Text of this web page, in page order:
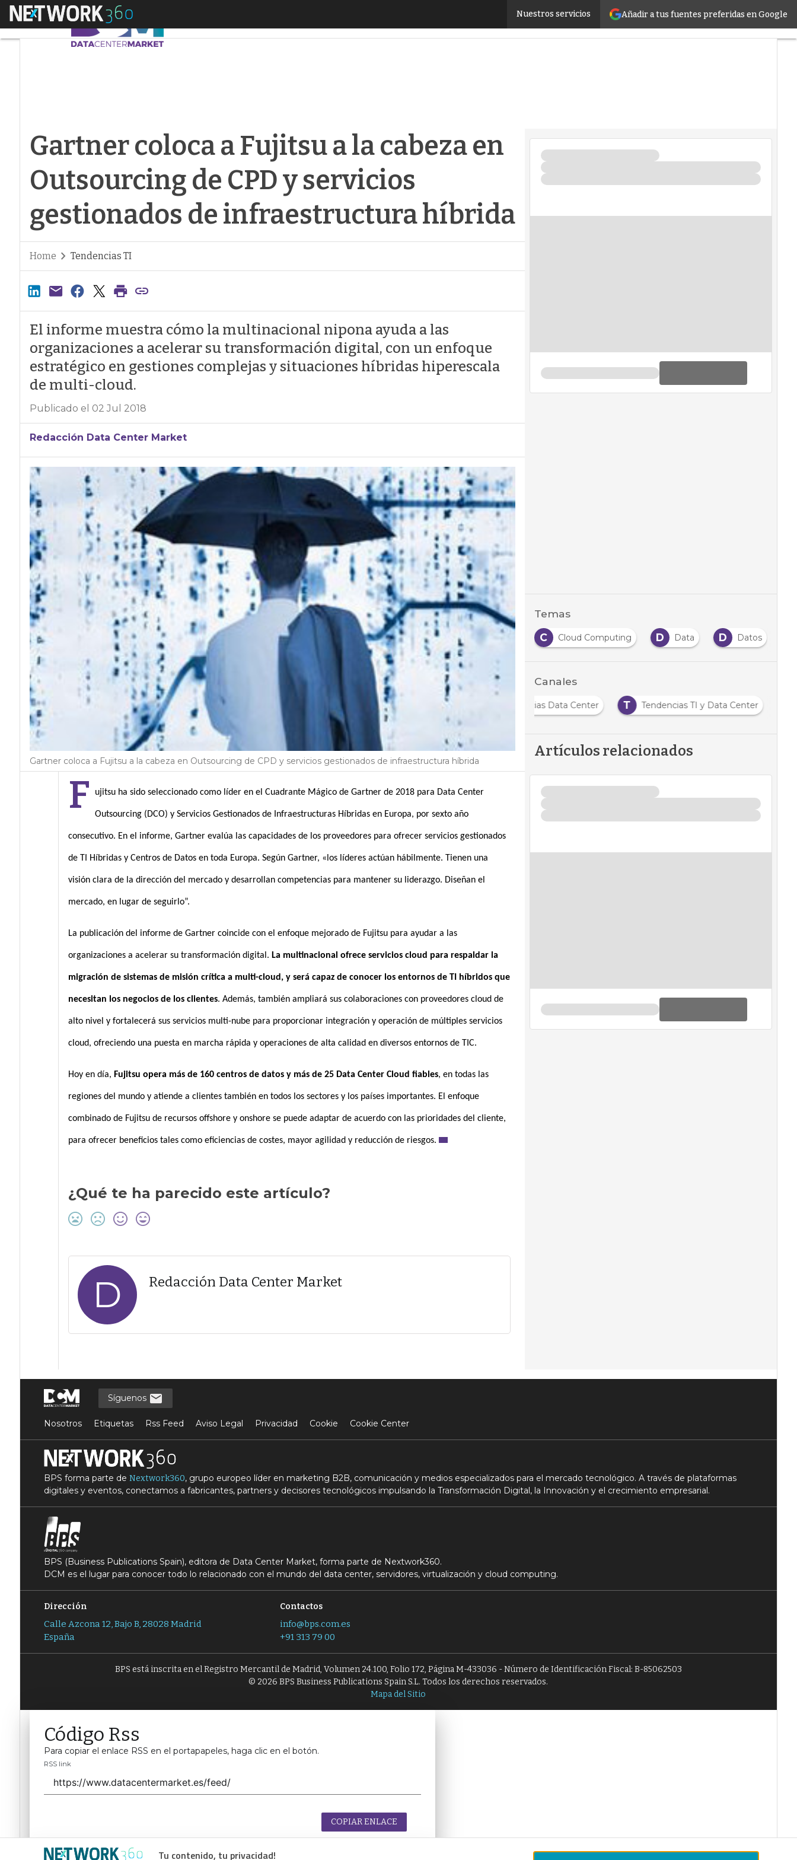
Añadir a tus fuentes preferidas en Google
Nuestros servicios
Menú Gartner coloca a Fujitsu a la cabeza en Outsourcing de CPD y servicios gestionados de infraestructura híbridaServidores
CPD y
Mercado
Centros
Datos
Inteligencia
Gartner coloca a Fujitsu a la cabeza en
Outsourcing de CPD y servicios
gestionados de infraestructura híbrida
Home Tendencias TI
El informe muestra cómo la multinacional nipona ayuda a las
organizaciones a acelerar su transformación digital, con un enfoque
estratégico en gestiones complejas y situaciones híbridas hiperescala
de multi-cloud.
Publicado el 02 Jul 2018
Redacción Data Center Market
Gartner coloca a Fujitsu a la cabeza en Outsourcing de CPD y servicios gestionados de infraestructura híbrida
F ujitsu ha sido seleccionado como líder en el Cuadrante Mágico de Gartner de 2018 para Data Center
Outsourcing (DCO) y Servicios Gestionados de Infraestructuras Híbridas en Europa, por sexto año
consecutivo. En el informe, Gartner evalúa las capacidades de los proveedores para ofrecer servicios gestionados
de TI Híbridas y Centros de Datos en toda Europa. Según Gartner, «los líderes actúan hábilmente. Tienen una
visión clara de la dirección del mercado y desarrollan competencias para mantener su liderazgo. Diseñan el
mercado, en lugar de seguirlo”.
La publicación del informe de Gartner coincide con el enfoque mejorado de Fujitsu para ayudar a las
organizaciones a acelerar su transformación digital. La multinacional ofrece servicios cloud para respaldar la
migración de sistemas de misión crítica a multi-cloud, y será capaz de conocer los entornos de TI híbridos que
necesitan los negocios de los clientes. Además, también ampliará sus colaboraciones con proveedores cloud de
alto nivel y fortalecerá sus servicios multi-nube para proporcionar integración y operación de múltiples servicios
cloud, ofreciendo una puesta en marcha rápida y operaciones de alta calidad en diversos entornos de TIC.
Hoy en día, Fujitsu opera más de 160 centros de datos y más de 25 Data Center Cloud fiables, en todas las
regiones del mundo y atiende a clientes también en todos los sectores y los países importantes. El enfoque
combinado de Fujitsu de recursos offshore y onshore se puede adaptar de acuerdo con las prioridades del cliente,
para ofrecer beneficios tales como eficiencias de costes, mayor agilidad y reducción de riesgos.
¿Qué te ha parecido este artículo?
D Redacción Data Center Market
Temas
Cloud C Cloud Computing D Data D Datos
Canales
Noticias Data Center T Tendencias TI y Data Center
Artículos relacionados
Tu contenido, tu privacidad!
Síguenos
Nosotros Etiquetas Rss Feed Aviso Legal Privacidad Cookie Cookie Center
BPS forma parte de Nextwork360, grupo europeo líder en marketing B2B, comunicación y medios especializados para el mercado tecnológico. A través de plataformas
digitales y eventos, conectamos a fabricantes, partners y decisores tecnológicos impulsando la Transformación Digital, la Innovación y el crecimiento empresarial.
BPS (Business Publications Spain), editora de Data Center Market, forma parte de Nextwork360.
DCM es el lugar para conocer todo lo relacionado con el mundo del data center, servidores, virtualización y cloud computing.
Dirección
Calle Azcona 12, Bajo B, 28028 Madrid
España
Contactos
info@bps.com.es
+91 313 79 00
BPS está inscrita en el Registro Mercantil de Madrid, Volumen 24.100, Folio 172, Página M-433036 - Número de Identificación Fiscal: B-85062503
© 2026 BPS Business Publications Spain S.L. Todos los derechos reservados.
Mapa del Sitio
Código Rss
Para copiar el enlace RSS en el portapapeles, haga clic en el botón.
RSS link
COPIAR ENLACE